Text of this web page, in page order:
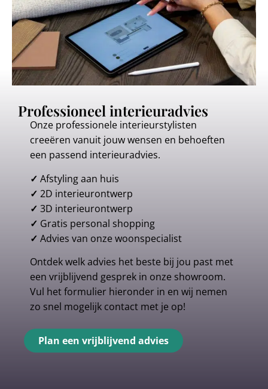
Professioneel interieuradvies
Onze professionele interieurstylisten
creeëren vanuit jouw wensen en behoeften
een passend interieuradvies.
✓ Afstyling aan huis
✓ 2D interieurontwerp
✓ 3D interieurontwerp
✓ Gratis personal shopping
✓ Advies van onze woonspecialist
Ontdek welk advies het beste bij jou past met
een vrijblijvend gesprek in onze showroom.
Vul het formulier hieronder in en wij nemen
zo snel mogelijk contact met je op!
Plan een vrijblijvend advies